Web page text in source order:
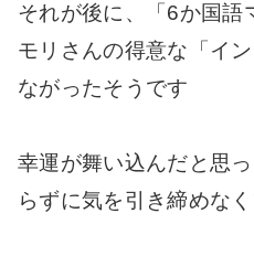
それが後に、「6か国語
モリさんの得意な「イ
ながったそうです
幸運が舞い込んだと思
らずに気を引き締めな